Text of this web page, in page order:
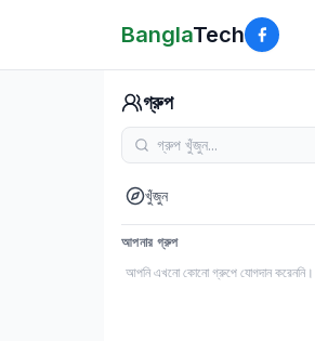
BanglaTech
গ্রুপ
খুঁজুন
আপনার গ্রুপ
আপনি এখনো কোনো গ্রুপে যোগদান করেননি।